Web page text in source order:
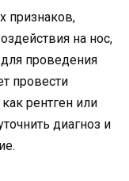
признаков,
на нос,
проведения
провести
рентген или
диагноз и